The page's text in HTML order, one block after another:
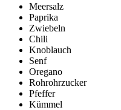
Meersalz
Paprika
Zwiebeln
Chili
Knoblauch
Senf
Oregano
Rohrohrzucker
Pfeffer
Kümmel